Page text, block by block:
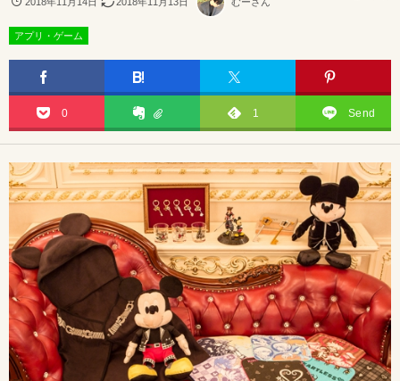
アプリ・ゲーム
0 1 Send